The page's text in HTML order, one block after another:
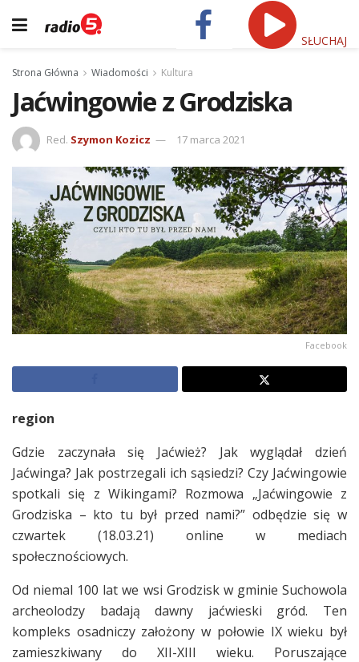
SŁUCHAJ
Strona Główna Wiadomości Kultura
Jaćwingowie z Grodziska
Red. Szymon Kozicz 17 marca 2021
Facebook
region
Gdzie zaczynała się Jaćwież? Jak wyglądał dzień
Jaćwinga? Jak postrzegali ich sąsiedzi? Czy Jaćwingowie
spotkali się z Wikingami? Rozmowa „Jaćwingowie z
Grodziska – kto tu był przed nami?” odbędzie się w
czwartek (18.03.21) online w mediach
społecznościowych.
Od niemal 100 lat we wsi Grodzisk w gminie Suchowola
archeolodzy badają dawny jaćwieski gród. Ten
kompleks osadniczy założony w połowie IX wieku był
zamieszkiwany do XII-XIII wieku. Poruszające